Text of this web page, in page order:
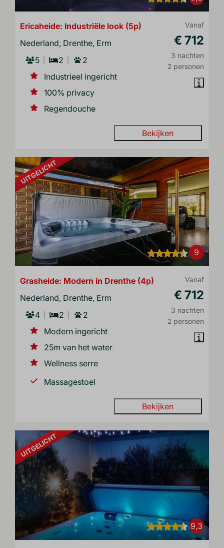
Vanaf
€ 712
3 nachten
2 personen
Ericaheide: Industriële look (5p)
Nederland, Drenthe, Erm
5
2
2
Industrieel ingericht
100% privacy
Regendouche
Bekijken
UITGELICHT
9
Vanaf
€ 712
3 nachten
2 personen
Grasheide: Modern in Drenthe (4p)
Nederland, Drenthe, Erm
4
2
2
Modern ingericht
25m van het water
Wellness serre
Massagestoel
Bekijken
UITGELICHT
9,3